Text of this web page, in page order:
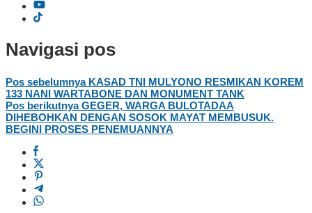
Navigasi pos
Pos sebelumnyaKASAD TNI MULYONO RESMIKAN KOREM
133 NANI WARTABONE DAN MONUMENT TANK
Pos berikutnyaGEGER, WARGA BULOTADAA
DIHEBOHKAN DENGAN SOSOK MAYAT MEMBUSUK.
BEGINI PROSES PENEMUANNYA